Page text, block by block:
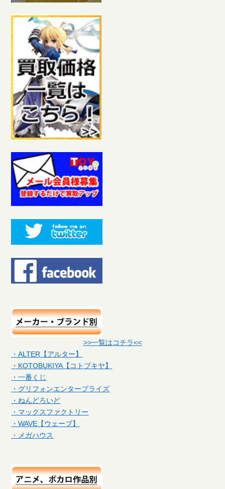
>>一覧はコチラ<<
・ALTER【アルター】
・KOTOBUKIYA【コトブキヤ】
・一番くじ
・グリフォンエンタープライズ
・ねんどろいど
・マックスファクトリー
・WAVE【ウェーブ】
・メガハウス